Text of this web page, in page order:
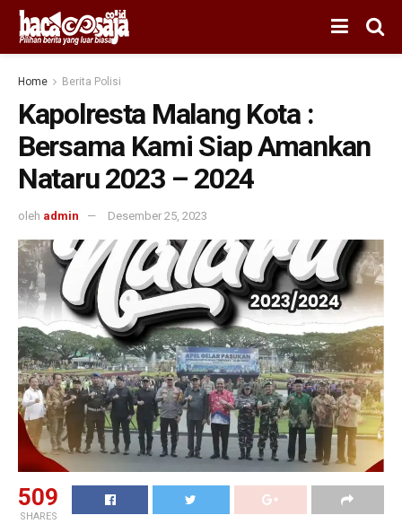
Home Berita Polisi
Kapolresta Malang Kota :
Bersama Kami Siap Amankan
Nataru 2023 – 2024
oleh admin Desember 25, 2023
509
SHARES